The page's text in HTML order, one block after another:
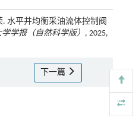
水平井均衡采油流体控制阀
学报（自然科学版） , 2025,
下一篇